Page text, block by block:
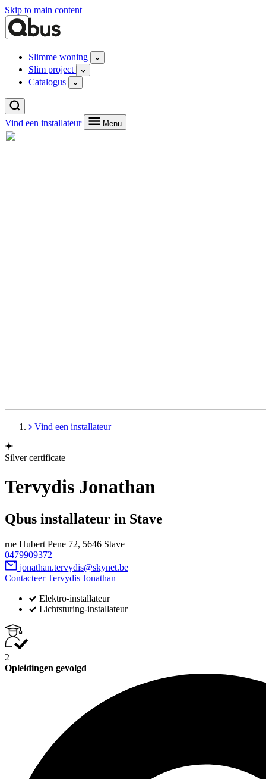
Skip to main content
Slimme woning
Slim project
Catalogus
Vind een installateur Menu
Vind een installateur
Silver certificate
Tervydis Jonathan
Qbus installateur in Stave
rue Hubert Pene 72, 5646 Stave
0479909372
jonathan.tervydis@skynet.be
Contacteer Tervydis Jonathan
Elektro-installateur
Lichtsturing-installateur
2
Opleidingen gevolgd